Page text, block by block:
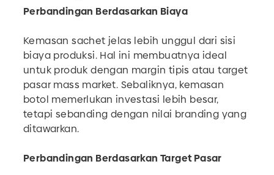
Perbandingan Berdasarkan Biaya
Kemasan sachet jelas lebih unggul dari sisi
biaya produksi. Hal ini membuatnya ideal
untuk produk dengan margin tipis atau target
pasar mass market. Sebaliknya, kemasan
botol memerlukan investasi lebih besar,
tetapi sebanding dengan nilai branding yang
ditawarkan.
Perbandingan Berdasarkan Target Pasar